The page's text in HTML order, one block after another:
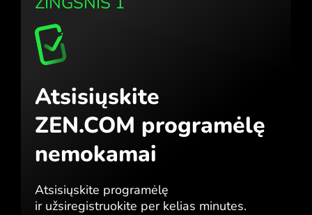
Atsisiųskite
ZEN.COM programėlę
nemokamai
Atsisiųskite programėlę
ir užsiregistruokite per kelias minutes.